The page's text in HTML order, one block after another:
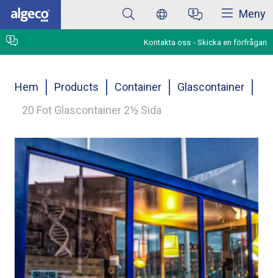
Hoppa
huvudinnehåll
Meny
Kontakta oss Skicka en förfrågan
Länkstig
Hem Products Container
Glascontainer
20 Fot Glascontainer 2½ Sida